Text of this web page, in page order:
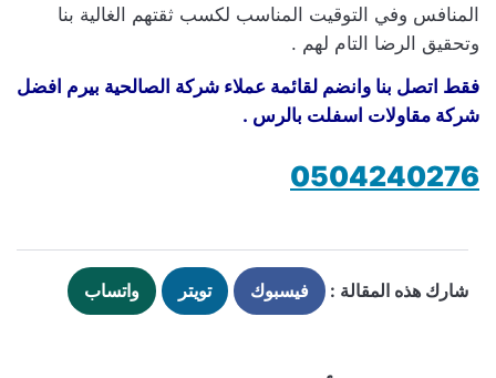
المنافس وفي التوقيت المناسب لكسب ثقتهم الغالية بنا
وتحقيق الرضا التام لهم .
فقط اتصل بنا وانضم لقائمة عملاء شركة الصالحية بيرم افضل
شركة مقاولات اسفلت بالرس .
0504240276
شارك هذه المقالة : فيسبوك تويتر واتساب